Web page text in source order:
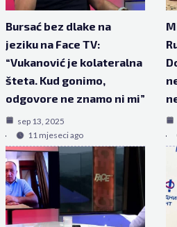
Bursać bez dlake na
jeziku na Face TV:
“Vukanović je kolateralna
šteta. Kud gonimo,
odgovore ne znamo ni mi”
sep 13, 2025
11 mjeseci ago